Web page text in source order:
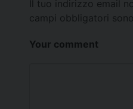
Il tuo indirizzo email
campi obbligatori
Your comment